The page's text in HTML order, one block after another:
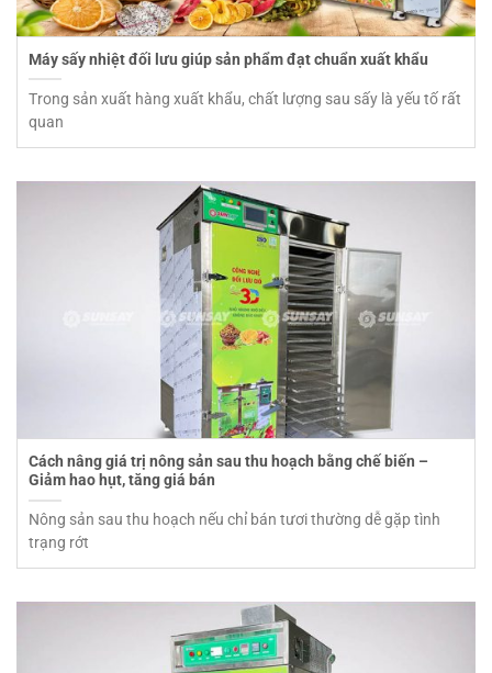
Máy sấy nhiệt đối lưu giúp sản phẩm đạt chuẩn xuất khẩu
Trong sản xuất hàng xuất khẩu, chất lượng sau sấy là yếu tố rất
quan
Cách nâng giá trị nông sản sau thu hoạch bằng chế biến –
Giảm hao hụt, tăng giá bán
Nông sản sau thu hoạch nếu chỉ bán tươi thường dễ gặp tình
trạng rớt